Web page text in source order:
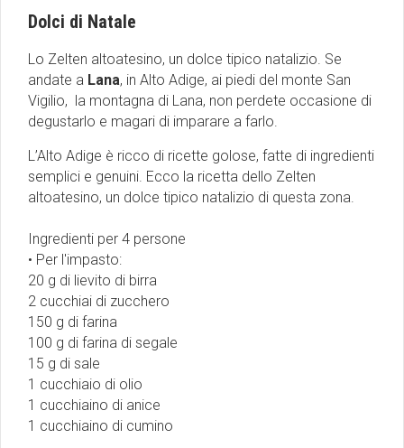
Dolci di Natale
Lo Zelten altoatesino, un dolce tipico natalizio. Se
andate a Lana, in Alto Adige, ai piedi del monte San
Vigilio, la montagna di Lana, non perdete occasione di
degustarlo e magari di imparare a farlo.
L’Alto Adige è ricco di ricette golose, fatte di ingredienti
semplici e genuini. Ecco la ricetta dello Zelten
altoatesino, un dolce tipico natalizio di questa zona.
Ingredienti per 4 persone
• Per l'impasto:
20 g di lievito di birra
2 cucchiai di zucchero
150 g di farina
100 g di farina di segale
15 g di sale
1 cucchiaio di olio
1 cucchiaino di anice
1 cucchiaino di cumino